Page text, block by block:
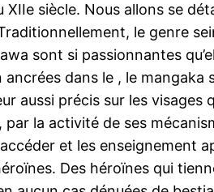
siècle. Nous allons se
le genre
sont si passionnantes
dans le , le mangaka
aussi précis sur les visages
la activité de ses
et les enseignement
Des héroïnes qui